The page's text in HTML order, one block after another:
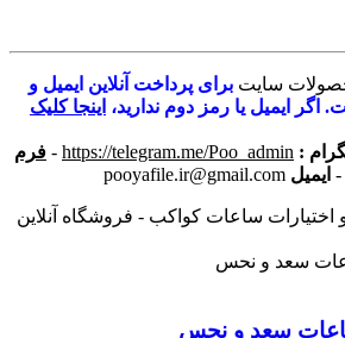
سایت برای پرداخت آنلاین ایمیل و
اگر ایمیل یا رمز دوم ندارید، اینجا کلیک
:
https://telegram.me/Poo_admin
- فرم
- ایمیل pooyafile.ir@gmail.com
و اختیارات ساعات کواکب - فروشگاه آنلاین
ساعات سعد و نحس